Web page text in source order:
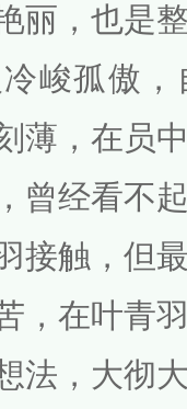
丽，也是
峻孤傲
薄，在员
曾经看不
接触，但
，在叶青
法，大彻